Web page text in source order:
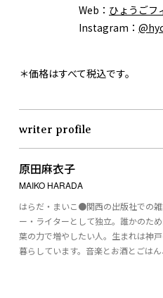
Web： ひょうごフ
Instagram：
＊価格はすべて税込です。
writer profile
原田麻衣子
MAIKO HARADA
はらだ・まいこ●関西の出版社での
ー・ライターとして独立。誰かのた
葉の力で増やしたい人。生まれは神
暮らしています。音楽とお酒とごは